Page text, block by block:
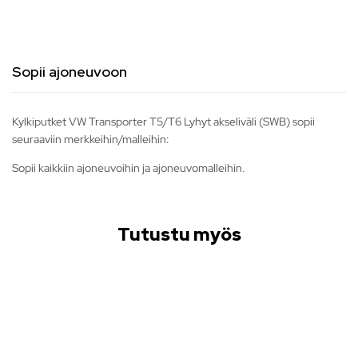
Sopii ajoneuvoon
Kylkiputket VW Transporter T5/T6 Lyhyt akseliväli (SWB) sopii
seuraaviin merkkeihin/malleihin:
Sopii kaikkiin ajoneuvoihin ja ajoneuvomalleihin.
Tutustu myös